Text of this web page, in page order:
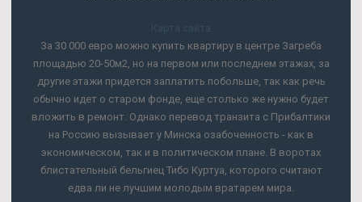
Карта сайта
За 30 000 евро можно купить квартиру в центре Загреба
площадью 20-50м2, но на первом или последнем этажах, за
другие этажи придется заплатить побольше, так как речь
обычно идет о старом фонде, еще столько же нужно будет
вложить в ремонт. Однако перевод транзита с Прибалтики
на Россию вызывает у Минска озабоченность - как в
экономическом, так и в политическом плане. В воротах
блистательный бельгиец Тибо Куртуа, которого считают
едва ли не лучшим молодым вратарем мира.